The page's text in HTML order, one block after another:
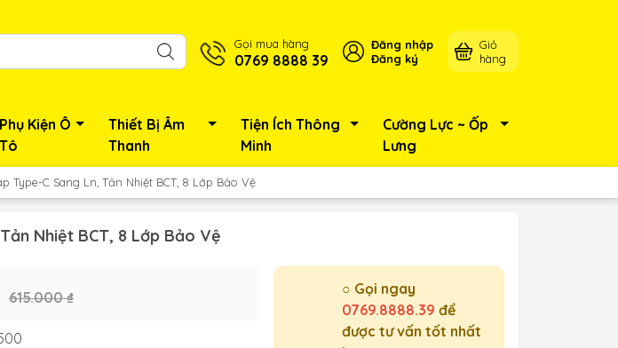
Gọi mua hàng
0769 8888 39
Đăng nhập
Đăng ký
Giỏ
hàng
Phụ Kiện Ô
Tô
Thiết Bị Âm
Thanh
Tiện Ích Thông
Minh
Cường Lực ~ Ốp
Lưng
Type-C Sang Ln, Tản Nhiệt BCT, 8 Lớp Bảo Vệ
Nhiệt BCT, 8 Lớp Bảo Vệ
615.000 ₫
○ Gọi ngay
0769.8888.39 để
được tư vấn tốt nhất